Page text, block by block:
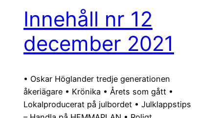
Innehåll nr 12
december 2021
• Oskar Höglander tredje generationen
åkeriägare • Krönika • Årets som gått •
Lokalproducerat på julbordet • Julklappstips